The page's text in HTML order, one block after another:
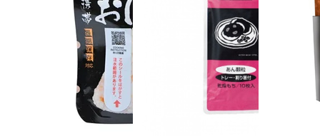
■内容量：65.0g(出来上がり 215g)
■栄養成分(1食あたり)：
エネルギー 246kcal